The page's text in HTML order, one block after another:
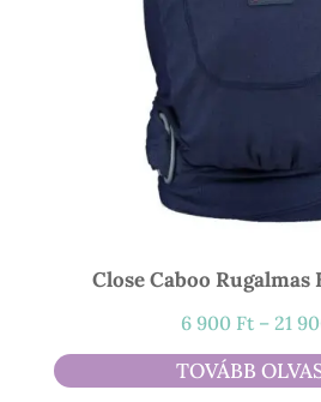
Close Caboo Rugalmas
6 900 Ft – 21
TOVÁBB